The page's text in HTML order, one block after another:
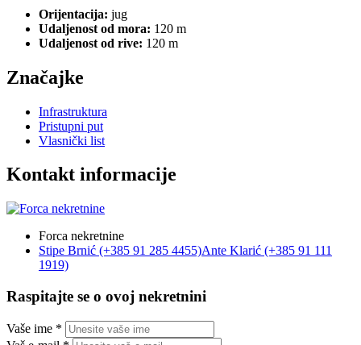
Orijentacija: jug
Udaljenost od mora: 120 m
Udaljenost od rive: 120 m
Značajke
Infrastruktura
Pristupni put
Vlasnički list
Kontakt informacije
Forca nekretnine
Stipe Brnić (+385 91 285 4455)Ante Klarić (+385 91 111
1919)
Raspitajte se o ovoj nekretnini
Vaše ime *